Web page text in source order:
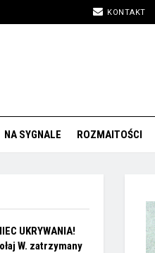
KONTAKT
NA SYGNALE ROZMAITOŚCI
UKRYWANIA!
W. zatrzymany